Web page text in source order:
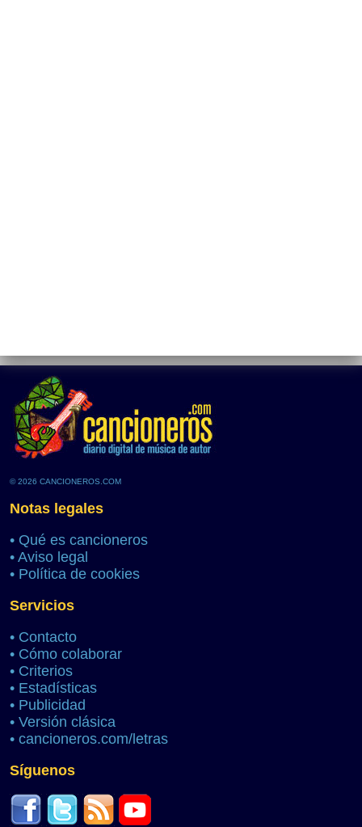
© 2026 CANCIONEROS.COM
Notas legales
• Qué es cancioneros
• Aviso legal
• Política de cookies
Servicios
• Contacto
• Cómo colaborar
• Criterios
• Estadísticas
• Publicidad
• Versión clásica
• cancioneros.com/letras
Síguenos